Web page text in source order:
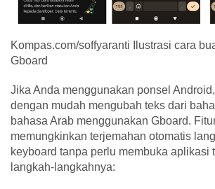
Kompas.com/soffyaranti Ilustrasi cara
Gboard
Jika Anda menggunakan ponsel
dengan mudah mengubah teks dari
bahasa Arab menggunakan Gboard.
memungkinkan terjemahan otomatis
keyboard tanpa perlu membuka aplikasi
langkah-langkahnya: